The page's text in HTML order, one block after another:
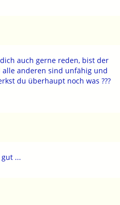
auch gerne reden, bist der
anderen sind unfähig und
du überhaupt noch was ???
...